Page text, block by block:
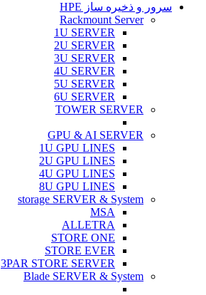
سرور و ذخیره ساز HPE
Rackmount Server
1U SERVER
2U SERVER
3U SERVER
4U SERVER
5U SERVER
6U SERVER
TOWER SERVER
GPU & AI SERVER
1U GPU LINES
2U GPU LINES
4U GPU LINES
8U GPU LINES
storage SERVER & System
MSA
ALLETRA
STORE ONE
STORE EVER
3PAR STORE SERVER
Blade SERVER & System